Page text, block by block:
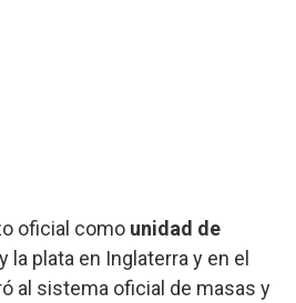
oficial como unidad de
y la plata en Inglaterra y en el
al sistema oficial de masas y